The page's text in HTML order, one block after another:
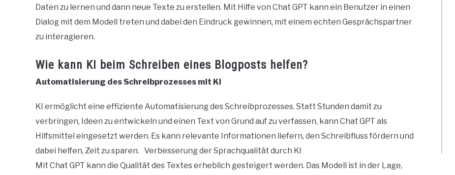
Daten zu lernen und dann neue Texte zu erstellen. Mit Hilfe von Chat GPT kann ein Benutzer in einen
Dialog mit dem Modell treten und dabei den Eindruck gewinnen, mit einem echten Gesprächspartner
zu interagieren.
Wie kann KI beim Schreiben eines Blogposts helfen?
Automatisierung des Schreibprozesses mit KI
KI ermöglicht eine effiziente Automatisierung des Schreibprozesses. Statt Stunden damit zu
verbringen, Ideen zu entwickeln und einen Text von Grund auf zu verfassen, kann Chat GPT als
Hilfsmittel eingesetzt werden. Es kann relevante Informationen liefern, den Schreibfluss fördern und
dabei helfen, Zeit zu sparen. Verbesserung der Sprachqualität durch KI
Mit Chat GPT kann die Qualität des Textes erheblich gesteigert werden. Das Modell ist in der Lage,